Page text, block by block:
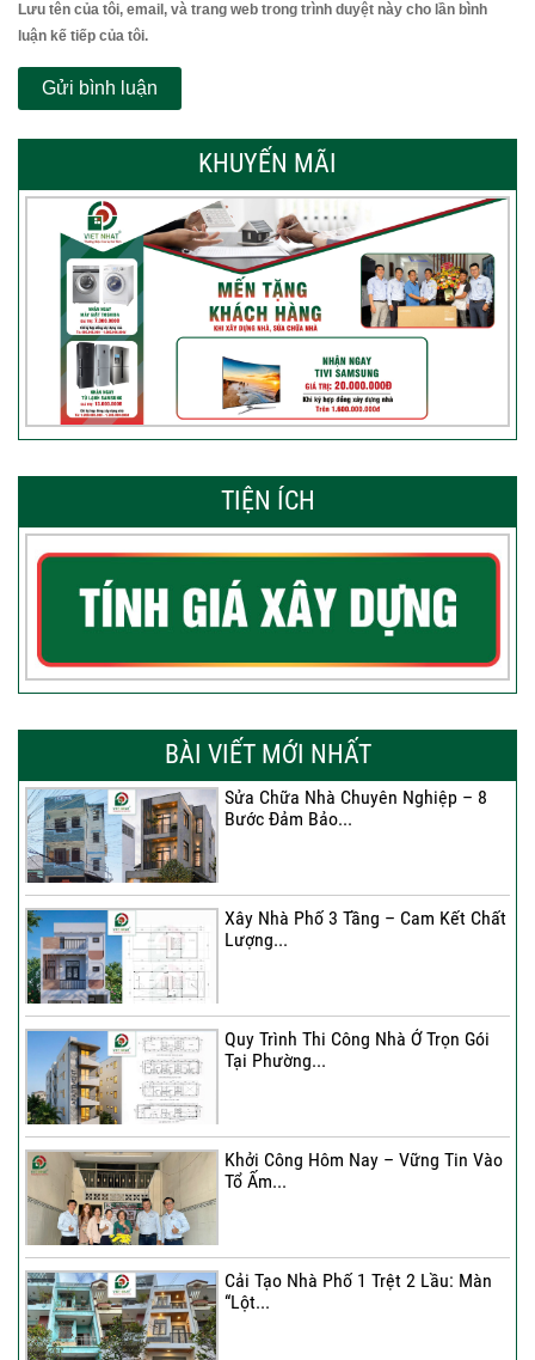
Lưu tên của tôi, email, và trang web trong trình duyệt này cho lần bình
luận kế tiếp của tôi.
KHUYẾN MÃI
TIỆN ÍCH
BÀI VIẾT MỚI NHẤT
Sửa Chữa Nhà Chuyên Nghiệp – 8
Bước Đảm Bảo...
Xây Nhà Phố 3 Tầng – Cam Kết Chất
Lượng...
Quy Trình Thi Công Nhà Ở Trọn Gói
Tại Phường...
Khởi Công Hôm Nay – Vững Tin Vào
Tổ Ấm...
Cải Tạo Nhà Phố 1 Trệt 2 Lầu: Màn
“Lột...